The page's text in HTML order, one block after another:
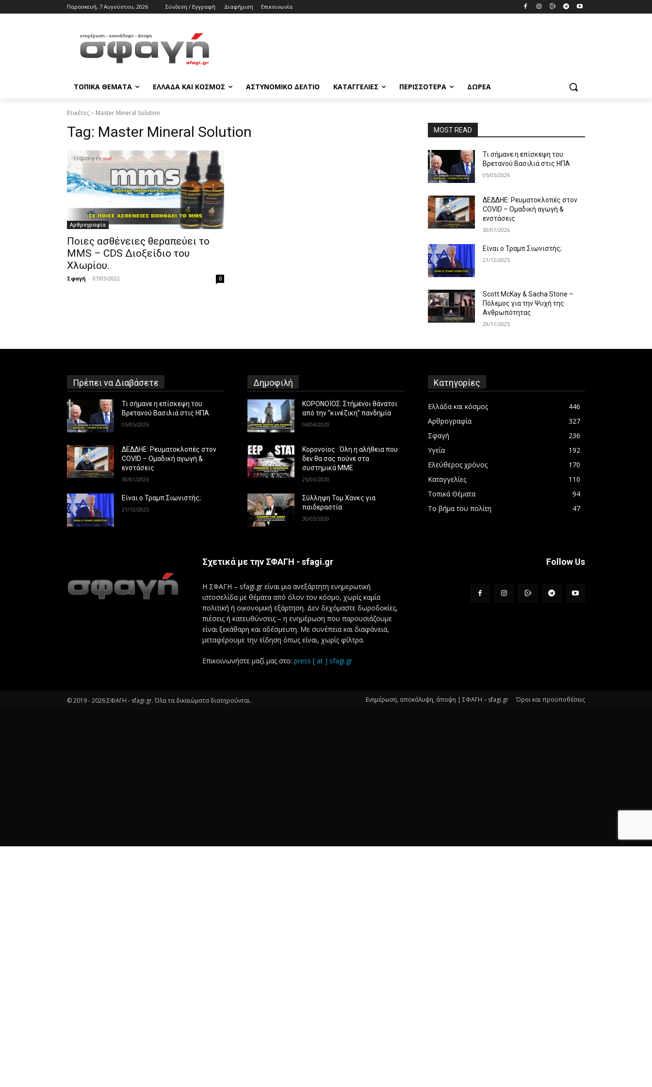
Παρασκευή, 7 Αυγούστου, 2026 Σύνδεση / Εγγραφή Διαφήμιση Επικοινωνία
ΤΟΠΙΚΑ ΘΕΜΑΤΑ ΕΛΛΑΔΑ ΚΑΙ ΚΟΣΜΟΣ ΑΣΤΥΝΟΜΙΚΟ ΔΕΛΤΙΟ ΚΑΤΑΓΓΕΛΙΕΣ ΠΕΡΙΣΣΟΤΕΡΑ ΔΩΡΕΆ
Ετικέτες Master Mineral Solution
Tag: Master Mineral Solution
Αρθρογραφία
Ποιες ασθένειες θεραπεύει το
MMS – CDS Διοξείδιο του
Χλωρίου.
Σφαγή - 07/03/2022 0
MOST READ
Τι σήμανε η επίσκεψη του
Βρετανού Βασιλιά στις ΗΠΑ
05/05/2026
ΔΕΔΔΗΕ: Ρευματοκλοπές στον
COVID – Ομαδική αγωγή &
ενστάσεις
30/01/2026
Είναι ο Τραμπ Σιωνιστής;
21/12/2025
Scott McKay & Sacha Stone –
Πόλεμος για την Ψυχή της
Ανθρωπότητας
29/11/2025
Πρέπει να Διαβάσετε
Τι σήμανε η επίσκεψη του
Βρετανού Βασιλιά στις ΗΠΑ
05/05/2026
ΔΕΔΔΗΕ: Ρευματοκλοπές στον
COVID – Ομαδική αγωγή &
ενστάσεις
30/01/2026
Είναι ο Τραμπ Σιωνιστής;
21/12/2025
Δημοφιλή
ΚΟΡΟΝΟΪΟΣ: Στήμένοι θάνατοι
από την “κινέζικη” πανδημία
04/04/2020
Κορονοϊος : Όλη η αλήθεια που
δεν θα σας πούνε στα
συστημικά ΜΜΕ
25/03/2020
Σύλληψη Τομ Χανκς για
παιδεραστία
30/03/2020
Κατηγορίες
Ελλάδα και κόσμος
446
Αρθρογραφία
327
Σφαγή
236
Υγεία
192
Ελεύθερος χρόνος
170
Καταγγελίες
110
Τοπικά Θέματα
94
Το βήμα του πολίτη
47
Σχετικά με την ΣΦΑΓΗ - sfagi.gr
Η ΣΦΑΓΗ – sfagi.gr είναι μια ανεξάρτητη ενημερωτική
ιστοσελίδα με θέματα από όλον τον κόσμο, χωρίς καμία
πολιτική ή οικονομική εξάρτηση. Δεν δεχόμαστε δωροδοκίες,
πιέσεις ή κατευθύνσεις – η ενημέρωση που παρουσιάζουμε
είναι ξεκάθαρη και αδέσμευτη. Με συνέπεια και διαφάνεια,
μεταφέρουμε την είδηση όπως είναι, χωρίς φίλτρα.
Επικοινωνήστε μαζί μας στο: press [ at ] sfagi.gr
Follow Us
© 2019 -2026ΣΦΑΓΗ - sfagi.gr. Όλα τα δικαιώματα διατηρούνται. Ενημέρωση, αποκάλυψη, άποψη | ΣΦΑΓΗ – sfagi.gr Όροι και προϋποθέσεις